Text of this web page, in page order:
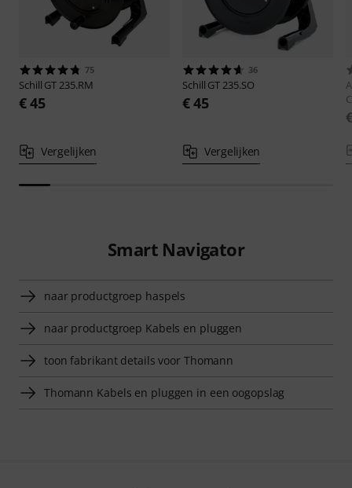
75
Schill GT 235.RM
€ 45
Vergelijken
36
Schill GT 235.SO
€ 45
Vergelijken
Smart Navigator
naar productgroep haspels
naar productgroep Kabels en pluggen
toon fabrikant details voor Thomann
Thomann Kabels en pluggen in een oogopslag